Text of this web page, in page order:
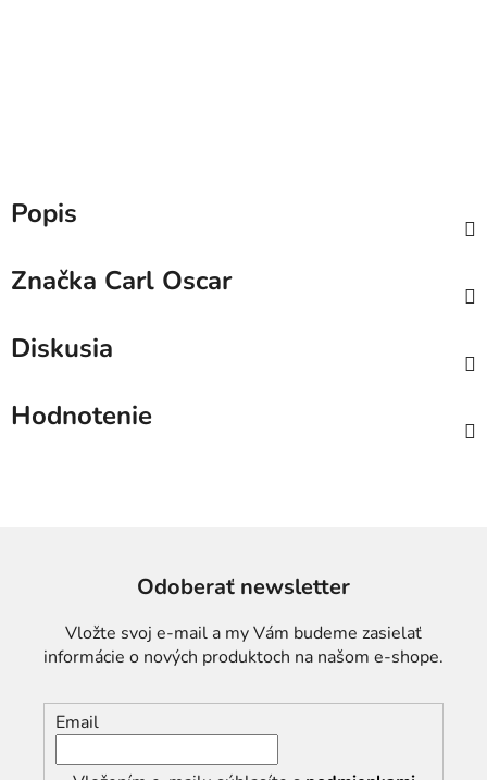
Popis
Značka Carl Oscar
Diskusia
Hodnotenie
Odoberať newsletter
Vložte svoj e-mail a my Vám budeme zasielať
informácie o nových produktoch na našom e-shope.
Email